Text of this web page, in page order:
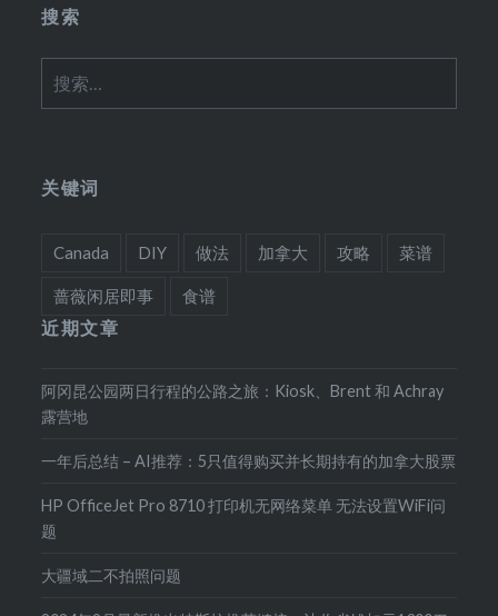
搜索
索：
关键词
Canada DIY 做法 加拿大 攻略 菜谱
蔷薇闲居即事 食谱
近期文章
阿冈昆公园两日行程的公路之旅：Kiosk、Brent 和 Achray
露营地
一年后总结 – AI推荐：5只值得购买并长期持有的加拿大股票
HP OfficeJet Pro 8710 打印机无网络菜单 无法设置WiFi问
题
大疆域二不拍照问题